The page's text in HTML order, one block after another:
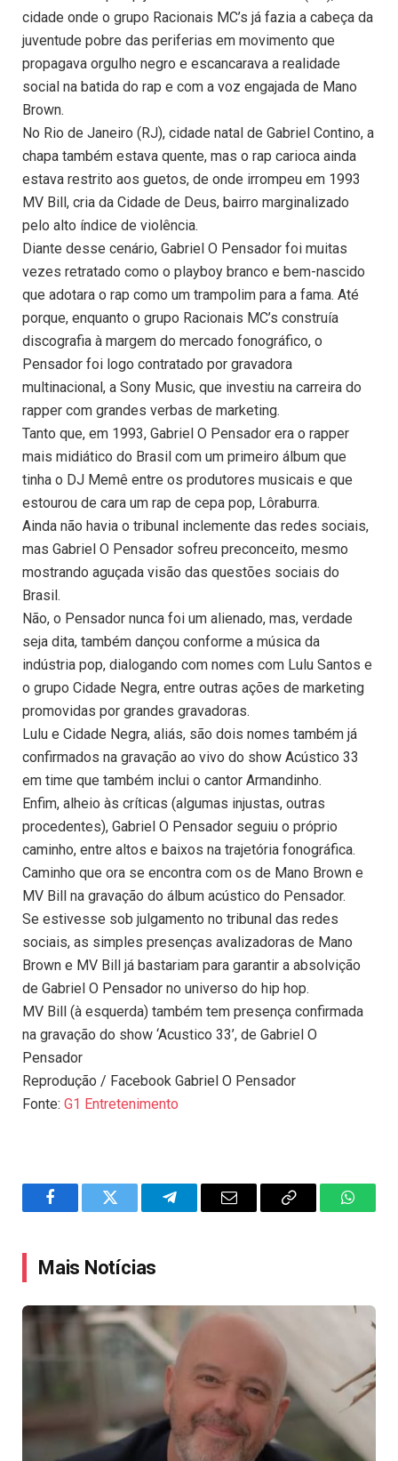
cidade onde o grupo Racionais MC’s já fazia a cabeça da
juventude pobre das periferias em movimento que
propagava orgulho negro e escancarava a realidade
social na batida do rap e com a voz engajada de Mano
Brown.
No Rio de Janeiro (RJ), cidade natal de Gabriel Contino, a
chapa também estava quente, mas o rap carioca ainda
estava restrito aos guetos, de onde irrompeu em 1993
MV Bill, cria da Cidade de Deus, bairro marginalizado
pelo alto índice de violência.
Diante desse cenário, Gabriel O Pensador foi muitas
vezes retratado como o playboy branco e bem-nascido
que adotara o rap como um trampolim para a fama. Até
porque, enquanto o grupo Racionais MC’s construía
discografia à margem do mercado fonográfico, o
Pensador foi logo contratado por gravadora
multinacional, a Sony Music, que investiu na carreira do
rapper com grandes verbas de marketing.
Tanto que, em 1993, Gabriel O Pensador era o rapper
mais midiático do Brasil com um primeiro álbum que
tinha o DJ Memê entre os produtores musicais e que
estourou de cara um rap de cepa pop, Lôraburra.
Ainda não havia o tribunal inclemente das redes sociais,
mas Gabriel O Pensador sofreu preconceito, mesmo
mostrando aguçada visão das questões sociais do
Brasil.
Não, o Pensador nunca foi um alienado, mas, verdade
seja dita, também dançou conforme a música da
indústria pop, dialogando com nomes com Lulu Santos e
o grupo Cidade Negra, entre outras ações de marketing
promovidas por grandes gravadoras.
Lulu e Cidade Negra, aliás, são dois nomes também já
confirmados na gravação ao vivo do show Acústico 33
em time que também inclui o cantor Armandinho.
Enfim, alheio às críticas (algumas injustas, outras
procedentes), Gabriel O Pensador seguiu o próprio
caminho, entre altos e baixos na trajetória fonográfica.
Caminho que ora se encontra com os de Mano Brown e
MV Bill na gravação do álbum acústico do Pensador.
Se estivesse sob julgamento no tribunal das redes
sociais, as simples presenças avalizadoras de Mano
Brown e MV Bill já bastariam para garantir a absolvição
de Gabriel O Pensador no universo do hip hop.
MV Bill (à esquerda) também tem presença confirmada
na gravação do show ‘Acustico 33’, de Gabriel O
Pensador
Reprodução / Facebook Gabriel O Pensador
Fonte: G1 Entretenimento
FacebookTwitter TelegramEmail
Copy
Mais Notícias